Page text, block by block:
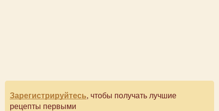
Зарегистрируйтесь, чтобы получать лучшие
рецепты первыми